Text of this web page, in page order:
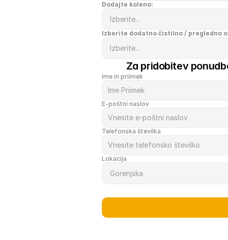
Dodajte koleno:
Izberite dodatno čistilno / pregledno
Za pridobitev
Ime in priimek
E-poštni naslov
Telefonska številka
Lokacija